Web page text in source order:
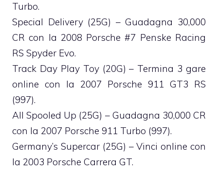
Turbo.
Special Delivery (25G) – Guadagna 30,000
CR con la 2008 Porsche #7 Penske Racing
RS Spyder Evo.
Track Day Play Toy (20G) – Termina 3 gare
online con la 2007 Porsche 911 GT3 RS
(997).
All Spooled Up (25G) – Guadagna 30,000 CR
con la 2007 Porsche 911 Turbo (997).
Germany’s Supercar (25G) – Vinci online con
la 2003 Porsche Carrera GT.